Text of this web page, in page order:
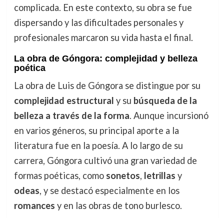
complicada. En este contexto, su obra se fue
dispersando y las dificultades personales y
profesionales marcaron su vida hasta el final.
La obra de Góngora: complejidad y belleza
poética
La obra de Luis de Góngora se distingue por su
complejidad estructural y su búsqueda de la
belleza a través de la forma. Aunque incursionó
en varios géneros, su principal aporte a la
literatura fue en la poesía. A lo largo de su
carrera, Góngora cultivó una gran variedad de
formas poéticas, como sonetos, letrillas y
odeas, y se destacó especialmente en los
romances y en las obras de tono burlesco.